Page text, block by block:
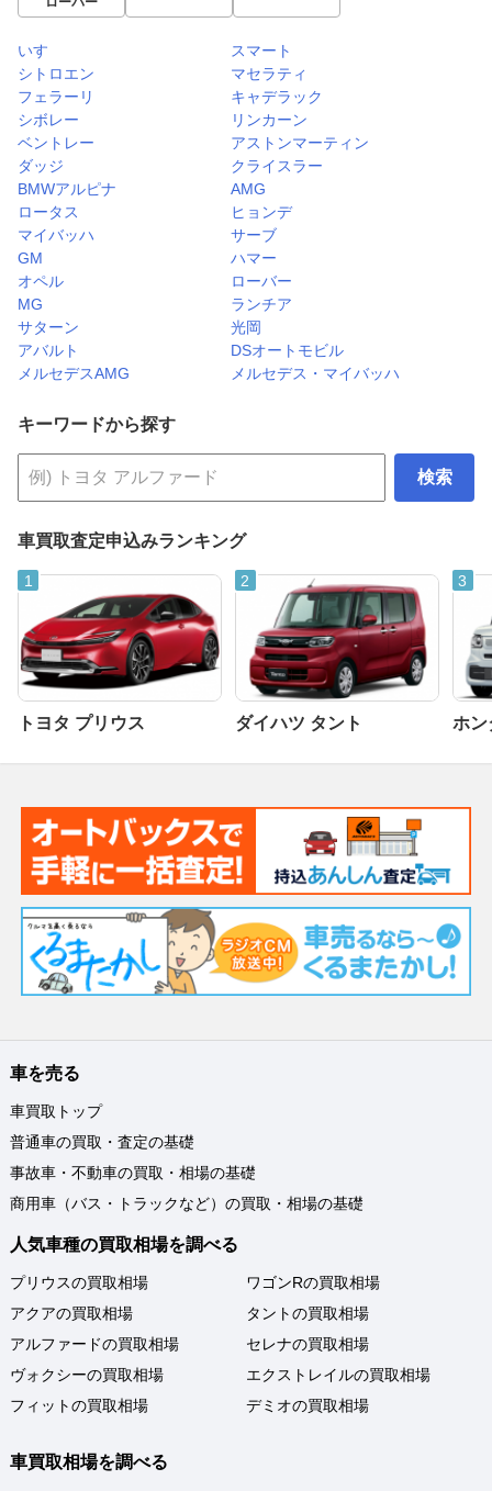
いすゞ
スマート
シトロエン
マセラティ
フェラーリ
キャデラック
シボレー
リンカーン
ベントレー
アストンマーティン
ダッジ
クライスラー
BMWアルピナ
AMG
ロータス
ヒョンデ
マイバッハ
サーブ
GM
ハマー
オペル
ローバー
MG
ランチア
サターン
光岡
アバルト
DSオートモビル
メルセデスAMG
メルセデス・マイバッハ
キーワードから探す
検索
車買取査定申込みランキング
トヨタ プリウス ダイハツ タント ホン
車を売る
車買取トップ
普通車の買取・査定の基礎
事故車・不動車の買取・相場の基礎
商用車（バス・トラックなど）の買取・相場の基礎
人気車種の買取相場を調べる
プリウスの買取相場
アクアの買取相場
アルファードの買取相場
ヴォクシーの買取相場
フィットの買取相場
ワゴンRの買取相場
タントの買取相場
セレナの買取相場
エクストレイルの買取相場
デミオの買取相場
車買取相場を調べる